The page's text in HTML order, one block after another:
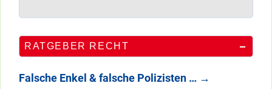
RATGEBER RECHT
Falsche Enkel & falsche Polizisten … →